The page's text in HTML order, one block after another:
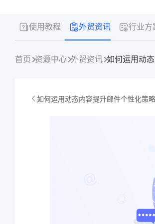
使用教程 外贸资讯 行业方
首页 资源中心 外贸资讯 如何运用动
如何运用动态内容提升邮件个性化策略